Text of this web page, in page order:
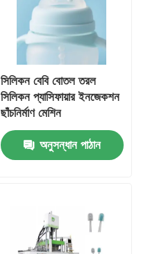
সিলিকন বেবি বোতল তরল
সিলিকন প্যাসিফায়ার ইনজেকশন
ছাঁচনির্মাণ মেশিন
অনুসন্ধান পাঠান